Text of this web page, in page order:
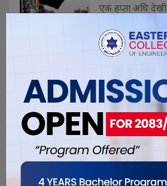
एक हप्ता अघि
सुन व्यापारीलाई
भएका छन् । गत
रमाइलो घरदेखी
बेखबर भएको भन्दै
शनिबार पत्रकार
खोजिदिन परिवारले
आग्रह गरेका हु�. .
ठक्करबाट
Aug 5, 2012